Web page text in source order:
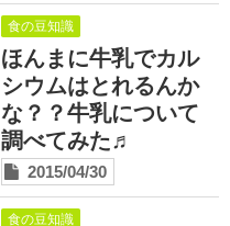
食の豆知識
ほんまに牛乳でカル
シウムはとれるんか
な？？牛乳について
調べてみた♬
2015/04/30
食の豆知識